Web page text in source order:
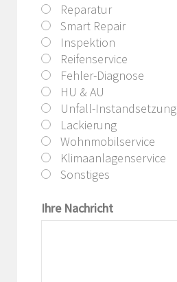
Reparatur
Smart Repair
Inspektion
Reifenservice
Fehler-Diagnose
HU & AU
Unfall-Instandsetzung
Lackierung
Wohnmobilservice
Klimaanlagenservice
Sonstiges
Ihre Nachricht